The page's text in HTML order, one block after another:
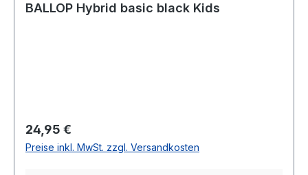
BALLOP Hybrid basic black Kids
Regulärer Preis:
24,95 €
Preise inkl. MwSt. zzgl. Versandkosten